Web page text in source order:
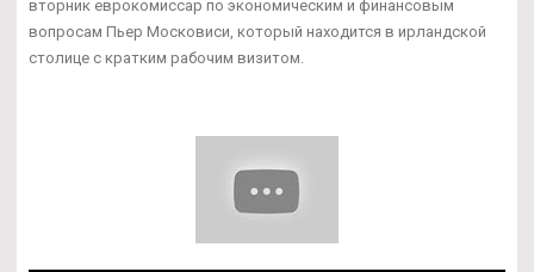
вторник еврокомиссар по экономическим и финансовым
вопросам Пьер Московиси, который находится в ирландской
столице с кратким рабочим визитом.